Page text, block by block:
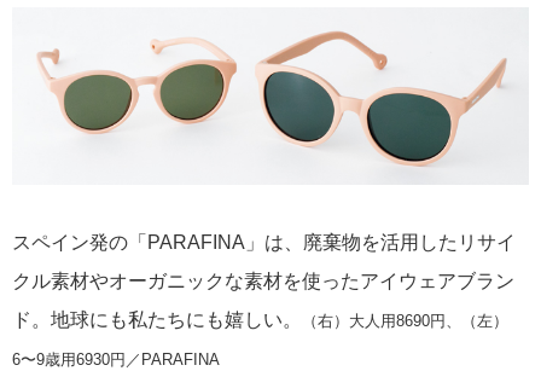
スペイン発の「PARAFINA」は、廃棄物を活用したリサイ
クル素材やオーガニックな素材を使ったアイウェアブラン
ド。地球にも私たちにも嬉しい。
（右）大人用8690円、（左）
6〜9歳用6930円／PARAFINA